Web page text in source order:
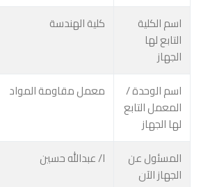
اسم الكلية
التابع لها
الجهاز
كلية الهندسة
اسم الوحدة /
المعمل التابع
لها الجهاز
معمل مقاومة المواد
المسئول عن
الجهاز الآن
ا/ عبدالله حسين